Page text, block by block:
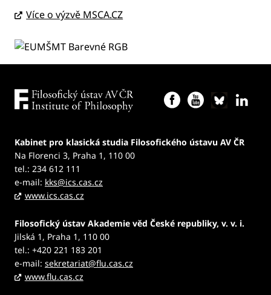
Více o výzvě MSCA.CZ
Kabinet pro klasická studia Filosofického ústavu AV ČR
Na Florenci 3, Praha 1, 110 00
tel.: 234 612 111
e-mail: kks@ics.cas.cz
www.ics.cas.cz
Filosofický ústav Akademie věd České republiky, v. v. i.
Jilská 1, Praha 1, 110 00
tel.: +420 221 183 201
e-mail: sekretariat@flu.cas.cz
www.flu.cas.cz